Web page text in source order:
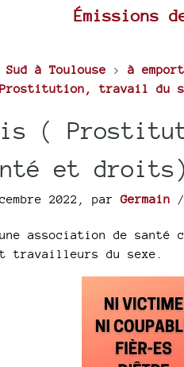
Émissions
Sud à Toulouse > à
travail du
(
et droits)
2022 parGermain /
association de santé
travailleurs du sexe.